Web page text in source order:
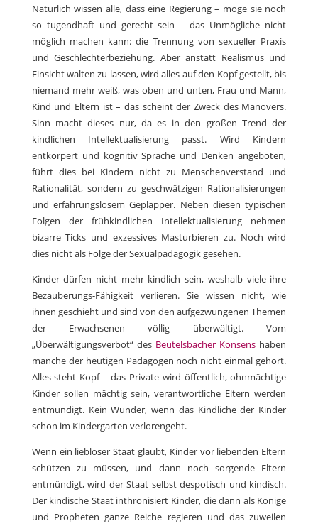
Natürlich wissen alle, dass eine Regierung – möge sie noch
so tugendhaft und gerecht sein – das Unmögliche nicht
möglich machen kann: die Trennung von sexueller Praxis
und Geschlechterbeziehung. Aber anstatt Realismus und
Einsicht walten zu lassen, wird alles auf den Kopf gestellt, bis
niemand mehr weiß, was oben und unten, Frau und Mann,
Kind und Eltern ist – das scheint der Zweck des Manövers.
Sinn macht dieses nur, da es in den großen Trend der
kindlichen Intellektualisierung passt. Wird Kindern
entkörpert und kognitiv Sprache und Denken angeboten,
führt dies bei Kindern nicht zu Menschenverstand und
Rationalität, sondern zu geschwätzigen Rationalisierungen
und erfahrungslosem Geplapper. Neben diesen typischen
Folgen der frühkindlichen Intellektualisierung nehmen
bizarre Ticks und exzessives Masturbieren zu. Noch wird
dies nicht als Folge der Sexualpädagogik gesehen.
Kinder dürfen nicht mehr kindlich sein, weshalb viele ihre
Bezauberungs-Fähigkeit verlieren. Sie wissen nicht, wie
ihnen geschieht und sind von den aufgezwungenen Themen
der Erwachsenen völlig überwältigt. Vom
„Überwältigungsverbot“ des Beutelsbacher Konsens haben
manche der heutigen Pädagogen noch nicht einmal gehört.
Alles steht Kopf – das Private wird öffentlich, ohnmächtige
Kinder sollen mächtig sein, verantwortliche Eltern werden
entmündigt. Kein Wunder, wenn das Kindliche der Kinder
schon im Kindergarten verlorengeht.
Wenn ein liebloser Staat glaubt, Kinder vor liebenden Eltern
schützen zu müssen, und dann noch sorgende Eltern
entmündigt, wird der Staat selbst despotisch und kindisch.
Der kindische Staat inthronisiert Kinder, die dann als Könige
und Propheten ganze Reiche regieren und das zuweilen